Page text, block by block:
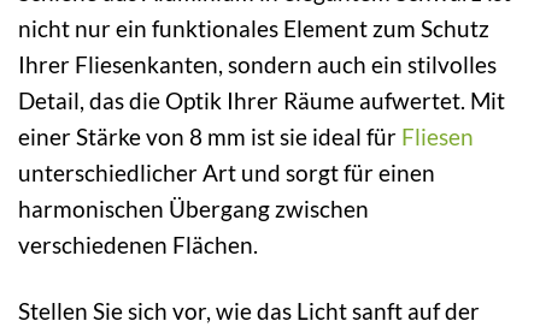
nicht nur ein funktionales Element zum Schutz
Ihrer Fliesenkanten, sondern auch ein stilvolles
Detail, das die Optik Ihrer Räume aufwertet. Mit
einer Stärke von 8 mm ist sie ideal für Fliesen
unterschiedlicher Art und sorgt für einen
harmonischen Übergang zwischen
verschiedenen Flächen.
Stellen Sie sich vor, wie das Licht sanft auf der